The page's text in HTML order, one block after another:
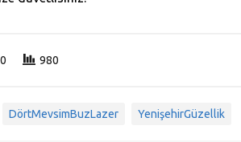
0 980
DörtMevsimBuzLazer YenişehirGüzellik